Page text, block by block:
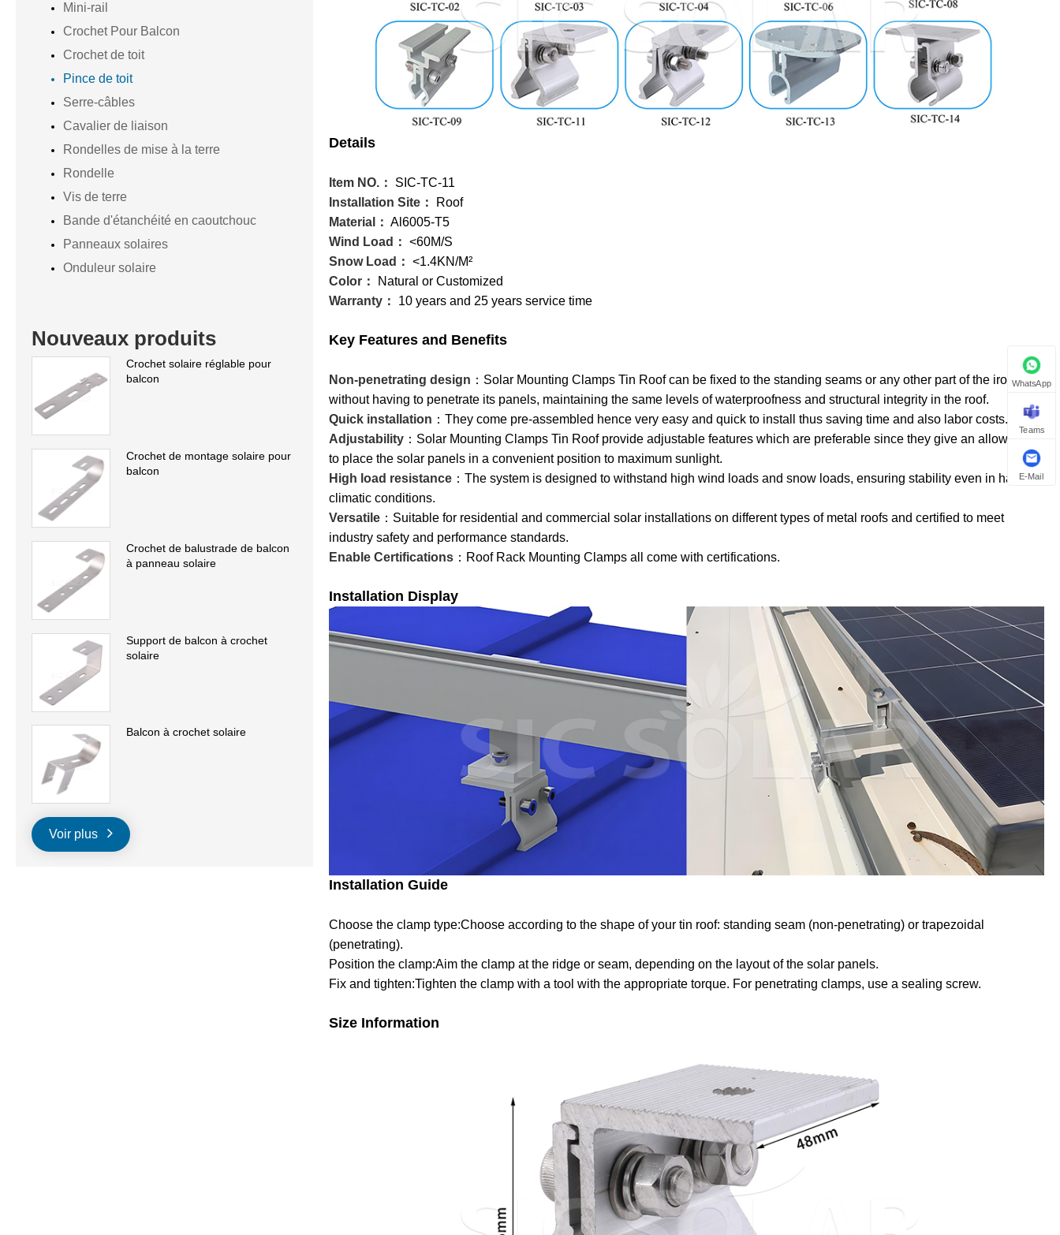
Mini-rail
Crochet Pour Balcon
Crochet de toit
Pince de toit
Serre-câbles
Cavalier de liaison
Rondelles de mise à la terre
Rondelle
Vis de terre
Bande d'étanchéité en caoutchouc
Panneaux solaires
Onduleur solaire
Nouveaux produits
Crochet solaire réglable pour
balcon
Crochet de montage solaire pour
balcon
Crochet de balustrade de balcon
à panneau solaire
Support de balcon à crochet
solaire
Balcon à crochet solaire
Voir plus
Details
Item NO.：
SIC-TC-11
Installation Site：
Roof
Material： Al6005-T5
Wind Load： <60M/S
Snow Load： <1.4KN/M²
Color：
Natural or Customized
Warranty：
10 years and 25 years service time
Key Features and Benefits
Non-penetrating design ：Solar Mounting Clamps Tin Roof can be fixed to the standing seams or any other part of the iron roof
without having to penetrate its panels, maintaining the same levels of waterproofness and structural integrity in the roof.
Quick installation ：They come pre-assembled hence very easy and quick to install thus saving time and also labor costs.
Adjustability ：Solar Mounting Clamps Tin Roof provide adjustable features which are preferable since they give an allowance
to place the solar panels in a convenient position to maximum sunlight.
High load resistance ：The system is designed to withstand high wind loads and snow loads, ensuring stability even in harsh
climatic conditions.
Versatile ：Suitable for residential and commercial solar installations on different types of metal roofs and certified to meet
industry safety and performance standards.
Enable Certifications ：Roof Rack Mounting Clamps all come with certifications.
Installation Display
Installation Guide
Choose the clamp type:Choose according to the shape of your tin roof: standing seam (non-penetrating) or trapezoidal
(penetrating).
Position the clamp:Aim the clamp at the ridge or seam, depending on the layout of the solar panels.
Fix and tighten:Tighten the clamp with a tool with the appropriate torque. For penetrating clamps, use a sealing screw.
Size Information
WhatsApp
Teams
E-Mail